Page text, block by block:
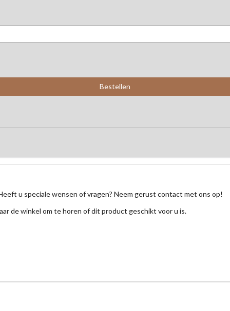
u speciale wensen of vragen? Neem gerust contact met ons op!
de winkel om te horen of dit product geschikt voor u is.